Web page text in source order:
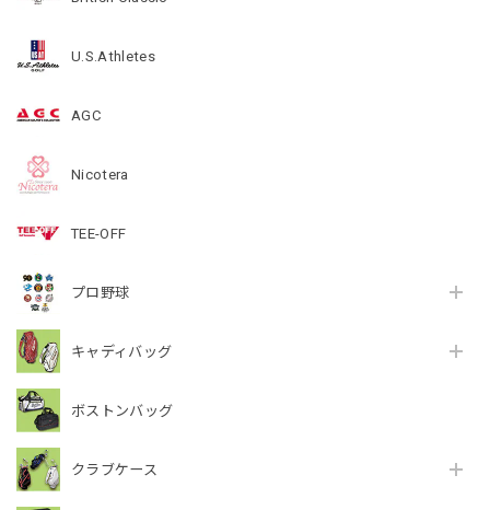
U.S.Athletes
AGC
Nicotera
TEE-OFF
プロ野球
キャディバッグ
ボストンバッグ
クラブケース